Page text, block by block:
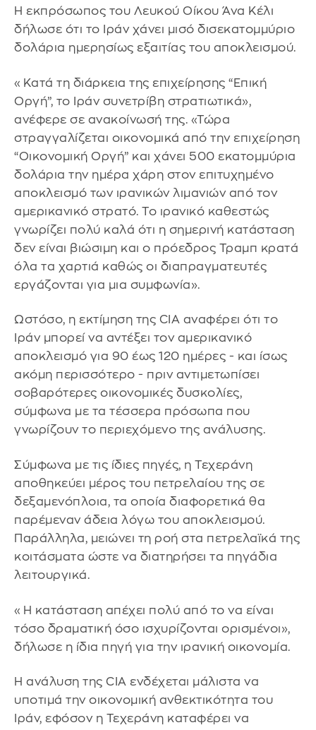
Η εκπρόσωπος του Λευκού Οίκου Άνα Κέλι
δήλωσε ότι το Ιράν χάνει μισό δισεκατομμύριο
δολάρια ημερησίως εξαιτίας του αποκλεισμού.
«Κατά τη διάρκεια της επιχείρησης “Επική
Οργή”, το Ιράν συνετρίβη στρατιωτικά»,
ανέφερε σε ανακοίνωσή της. «Τώρα
στραγγαλίζεται οικονομικά από την επιχείρηση
“Οικονομική Οργή” και χάνει 500 εκατομμύρια
δολάρια την ημέρα χάρη στον επιτυχημένο
αποκλεισμό των ιρανικών λιμανιών από τον
αμερικανικό στρατό. Το ιρανικό καθεστώς
γνωρίζει πολύ καλά ότι η σημερινή κατάσταση
δεν είναι βιώσιμη και ο πρόεδρος Τραμπ κρατά
όλα τα χαρτιά καθώς οι διαπραγματευτές
εργάζονται για μια συμφωνία».
Ωστόσο, η εκτίμηση της CIA αναφέρει ότι το
Ιράν μπορεί να αντέξει τον αμερικανικό
αποκλεισμό για 90 έως 120 ημέρες - και ίσως
ακόμη περισσότερο - πριν αντιμετωπίσει
σοβαρότερες οικονομικές δυσκολίες,
σύμφωνα με τα τέσσερα πρόσωπα που
γνωρίζουν το περιεχόμενο της ανάλυσης.
Σύμφωνα με τις ίδιες πηγές, η Τεχεράνη
αποθηκεύει μέρος του πετρελαίου της σε
δεξαμενόπλοια, τα οποία διαφορετικά θα
παρέμεναν άδεια λόγω του αποκλεισμού.
Παράλληλα, μειώνει τη ροή στα πετρελαϊκά της
κοιτάσματα ώστε να διατηρήσει τα πηγάδια
λειτουργικά.
«Η κατάσταση απέχει πολύ από το να είναι
τόσο δραματική όσο ισχυρίζονται ορισμένοι»,
δήλωσε η ίδια πηγή για την ιρανική οικονομία.
Η ανάλυση της CIA ενδέχεται μάλιστα να
υποτιμά την οικονομική ανθεκτικότητα του
Ιράν, εφόσον η Τεχεράνη καταφέρει να